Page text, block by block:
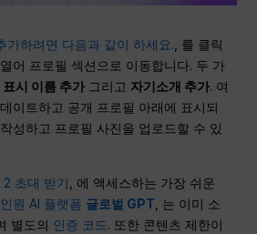
가하려면 다음과 같이 하세요. , 를 클릭
어 프로필 섹션으로 이동합니다. 두 가
표시 이름 추가 그리고 자기소개 추가. 여
이트하고 공개 프로필 아래에 표시되
성하고 프로필 사진을 업로드할 수 있
2 초대 받기
, 에 액세스하는 가장 쉬운
원 AI 플랫폼 글로벌 GPT , 는 이미 소
별도의 인증 코드. 또한 콘텐츠 제한이